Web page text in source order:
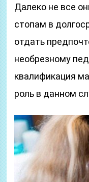
Далеко не все
стопам в
отдать
необрезному
квалификация
роль в данном